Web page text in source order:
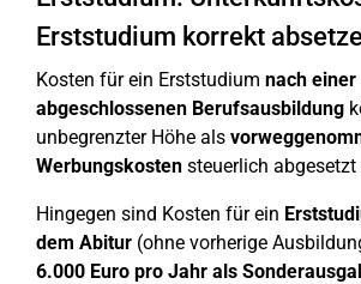
Erststudium korrekt
Kosten für ein Erststudium nach einer
abgeschlossenen Berufsausbildung
unbegrenzter Höhe als
Werbungskosten steuerlich abgesetzt
Hingegen sind Kosten für ein
dem Abitur (ohne vorherige
6.000 Euro pro Jahr als